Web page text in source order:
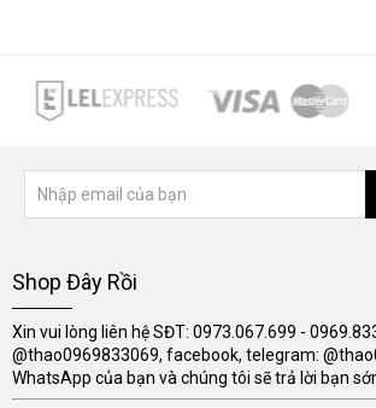
Shop Đây Rồi
Xin vui lòng liên hệ SĐT: 0973.067.699 -
@thao0969833069, facebook, telegram:
WhatsApp của bạn và chúng tôi sẽ trả lời bạn